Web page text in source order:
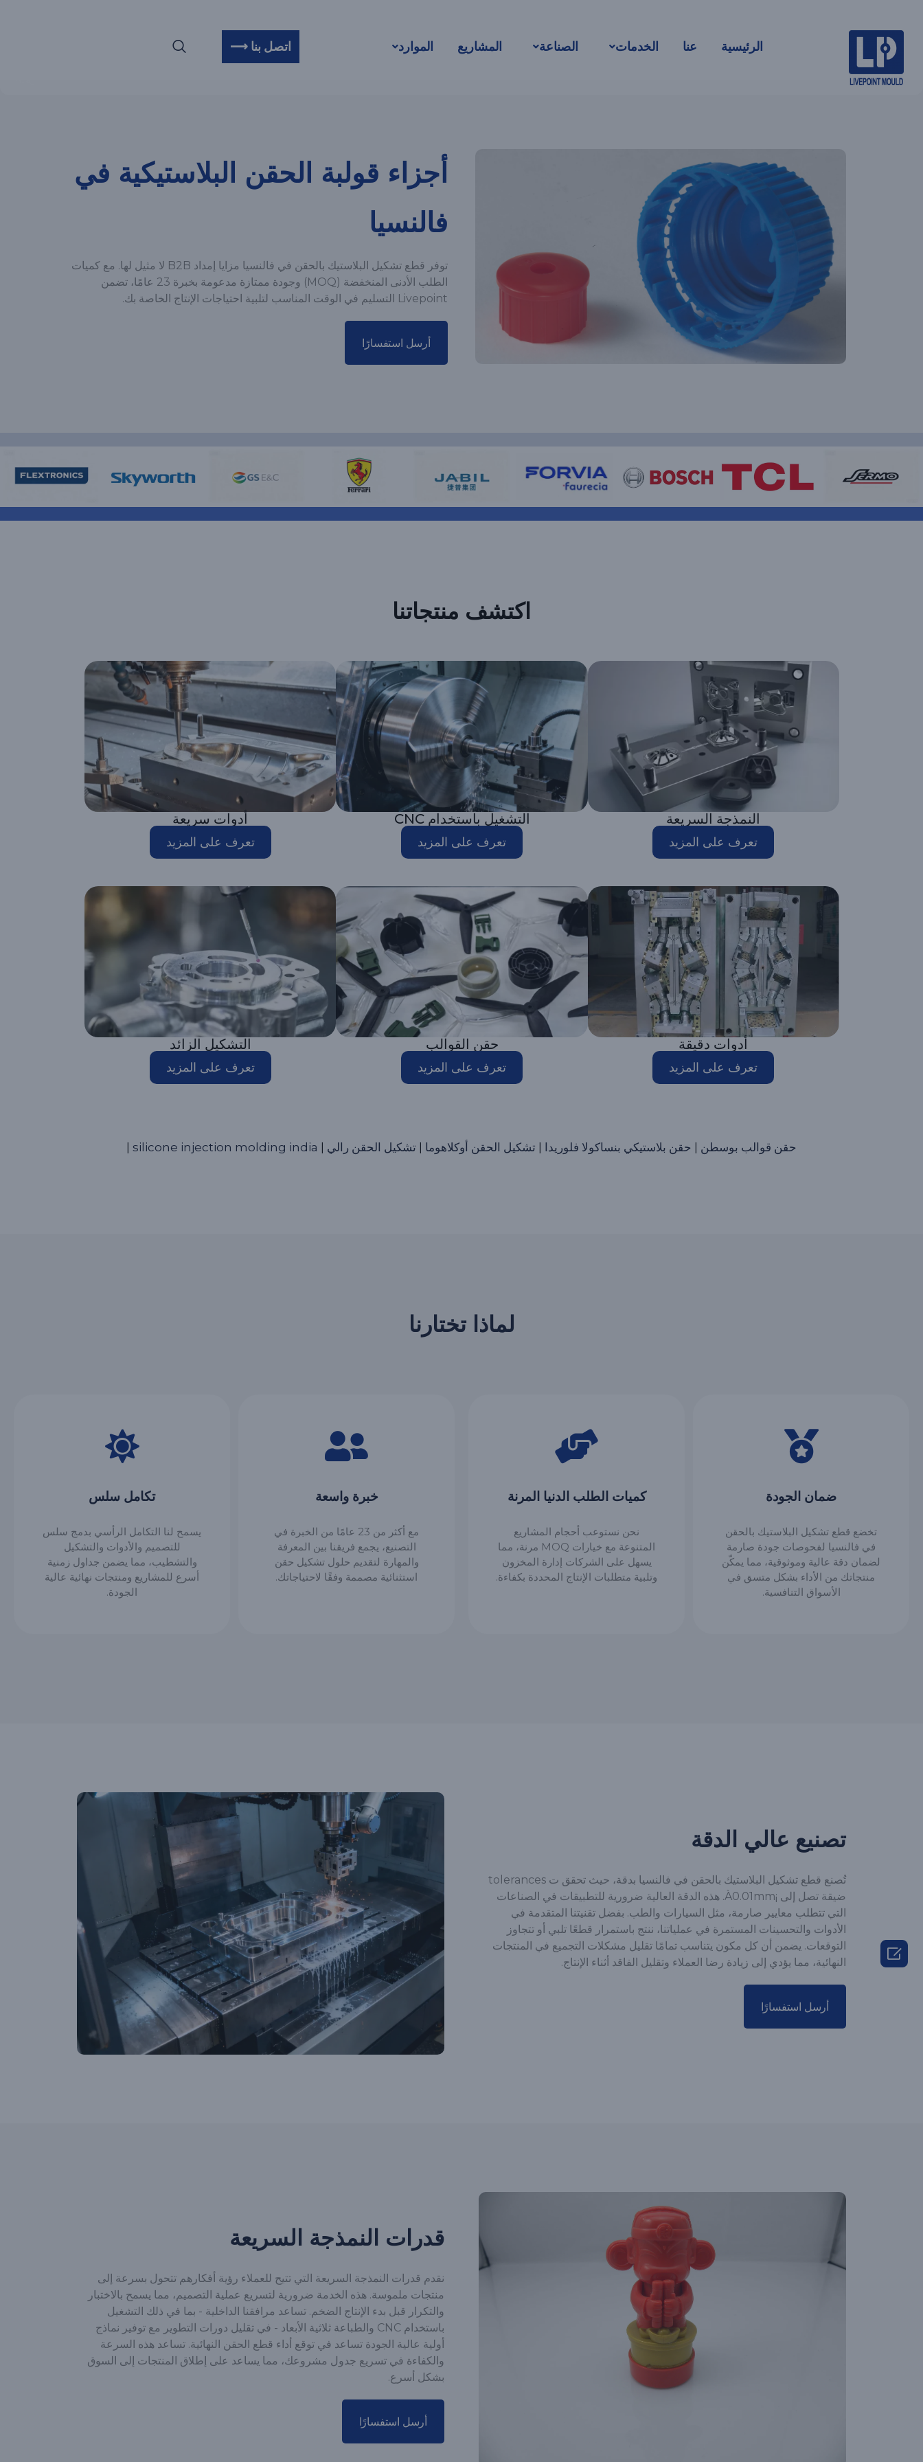
الرئيسية عنا الخدمات الصناعة المشاريع الموارد اتصل بنا ⟶
أجزاء قولبة الحقن البلاستيكية في
فالنسيا
توفر قطع تشكيل البلاستيك بالحقن في فالنسيا مزايا إمداد B2B لا مثيل لها. مع كميات
الطلب الأدنى المنخفضة (MOQ) وجودة ممتازة مدعومة بخبرة 23 عامًا، تضمن
Livepoint التسليم في الوقت المناسب لتلبية احتياجات الإنتاج الخاصة بك.
أرسل استفسارًا
اكتشف منتجاتنا
النمذجة السريعة
تعرف على المزيد
التشغيل باستخدام CNC
تعرف على المزيد
أدوات سريعة
تعرف على المزيد
أدوات دقيقة
تعرف على المزيد
حقن القوالب
تعرف على المزيد
التشكيل الزائد
تعرف على المزيد
حقن قوالب بوسطن | حقن بلاستيكي بنساكولا فلوريدا | تشكيل الحقن أوكلاهوما | تشكيل الحقن رالي |
silicone injection molding india
|
لماذا تختارنا
ضمان الجودة
تخضع قطع تشكيل البلاستيك بالحقن
في فالنسيا لفحوصات جودة صارمة
لضمان دقة عالية وموثوقية، مما يمكّن
منتجاتك من الأداء بشكل متسق في
الأسواق التنافسية.
كميات الطلب الدنيا المرنة
نحن نستوعب أحجام المشاريع
المتنوعة مع خيارات MOQ مرنة، مما
يسهل على الشركات إدارة المخزون
وتلبية متطلبات الإنتاج المحددة بكفاءة.
خبرة واسعة
مع أكثر من 23 عامًا من الخبرة في
التصنيع، يجمع فريقنا بين المعرفة
والمهارة لتقديم حلول تشكيل حقن
استثنائية مصممة وفقًا لاحتياجاتك.
تكامل سلس
يسمح لنا التكامل الرأسي بدمج سلس
للتصميم والأدوات والتشكيل
والتشطيب، مما يضمن جداول زمنية
أسرع للمشاريع ومنتجات نهائية عالية
الجودة.
تصنيع عالي الدقة
تُصنع قطع تشكيل البلاستيك بالحقن في فالنسيا بدقة، حيث تحقق ت tolerances
ضيقة تصل إلى ¡À0.01mm. هذه الدقة العالية ضرورية للتطبيقات في الصناعات
التي تتطلب معايير صارمة، مثل السيارات والطب. بفضل تقنيتنا المتقدمة في
الأدوات والتحسينات المستمرة في عملياتنا، ننتج باستمرار قطعًا تلبي أو تتجاوز
التوقعات. يضمن أن كل مكون يتناسب تمامًا تقليل مشكلات التجميع في المنتجات
النهائية، مما يؤدي إلى زيادة رضا العملاء وتقليل الفاقد أثناء الإنتاج.
أرسل استفسارًا
قدرات النمذجة السريعة
نقدم قدرات النمذجة السريعة التي تتيح للعملاء رؤية أفكارهم تتحول بسرعة إلى
منتجات ملموسة. هذه الخدمة ضرورية لتسريع عملية التصميم، مما يسمح بالاختبار
والتكرار قبل بدء الإنتاج الضخم. تساعد مرافقنا الداخلية - بما في ذلك التشغيل
باستخدام CNC والطباعة ثلاثية الأبعاد - في تقليل دورات التطوير مع توفير نماذج
أولية عالية الجودة تساعد في توقع أداء قطع الحقن النهائية. تساعد هذه السرعة
والكفاءة في تسريع جدول مشروعك، مما يساعد على إطلاق المنتجات إلى السوق
بشكل أسرع.
أرسل استفسارًا
